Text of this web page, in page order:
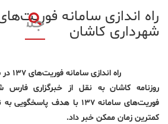
فرهنگ
ورزشی
شهرداری کاشان
راه اندازی سامانه فوریت‌های 137 در شهرداری کاشان
روزنامه کاشان به نقل از خبرگزاری فارس
فوریت‌های سامانه 137 با هدف
کمترین زمان ممکن خبر داد.